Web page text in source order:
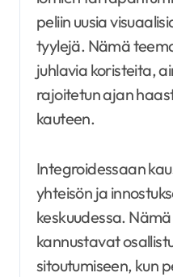
peliin uusia
tyylejä. Nämä
juhlavia koristeita,
rajoitetun ajan
kauteen.
Integroidessaan
yhteisön ja
keskuudessa.
kannustavat
sitoutumiseen, kun